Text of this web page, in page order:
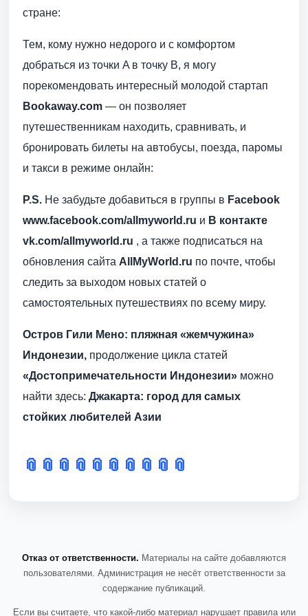
стране:
Тем, кому нужно недорого и с комфортом
добраться из точки A в точку B, я могу
порекомендовать интересный молодой стартап
Bookaway.com — он позволяет
путешественникам находить, сравнивать, и
бронировать билеты на автобусы, поезда, паромы
и такси в режиме онлайн:
P.S. Не забудьте добавиться в группы в Facebook
www.facebook.com/allmyworld.ru и В контакте
vk.com/allmyworld.ru , а также подписаться на
обновления сайта AllMyWorld.ru по почте, чтобы
следить за выходом новых статей о
самостоятельных путешествиях по всему миру.
Остров Гили Мено: пляжная «жемчужина»
Индонезии, продолжение цикла статей
«Достопримечательности Индонезии» можно
найти здесь: Джакарта: город для самых
стойких любителей Азии
📎 📎 📎 📎 📎 📎 📎 📎 📎 📎
Отказ от ответственности. Материалы на сайте добавляются
пользователями. Администрация не несёт ответственности за
содержание публикаций.
Если вы считаете, что какой-либо материал нарушает правила или